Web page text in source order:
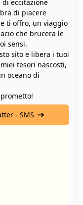
eccitazione
di piacere
ti offro, un viaggio
che brucera le
sensi.
sito e libera i tuoi
tesori nascosti,
oceano di
- SMS